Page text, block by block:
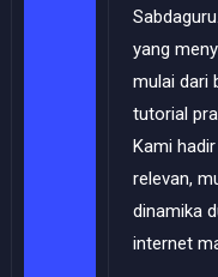
yang
mulai dari
tutorial
Kami
relevan,
dinamika
internet